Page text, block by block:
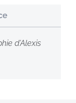
d’Alexis